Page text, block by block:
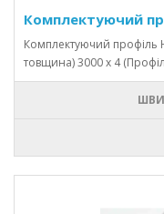
Комплектуючий
Комплектуючий профіль
товщина) 3000 х 4